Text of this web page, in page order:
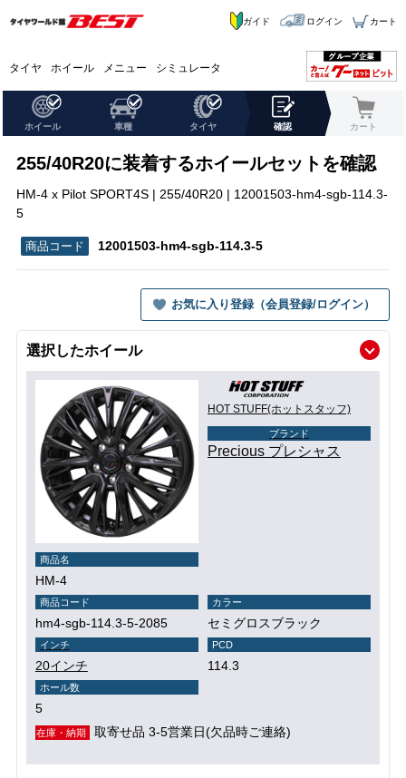
タイヤ ホイール メニュー シミュレータ
ガイド ログイン カート
ホイール 車種 タイヤ 確認 カート
255/40R20に装着するホイールセットを確認
HM-4 x Pilot SPORT4S | 255/40R20 | 12001503-hm4-sgb-114.3-
5
12001503-hm4-sgb-114.3-5
お気に入り登録（会員登録/ログイン）
選択したホイール
HOT STUFF(ホットスタッフ)
ブランド
Precious プレシャス
商品名
HM-4
商品コード
hm4-sgb-114.3-5-2085
カラー
セミグロスブラック
インチ
20インチ
PCD
114.3
ホール数
5
在庫・納期 取寄せ品 3-5営業日(欠品時ご連絡)